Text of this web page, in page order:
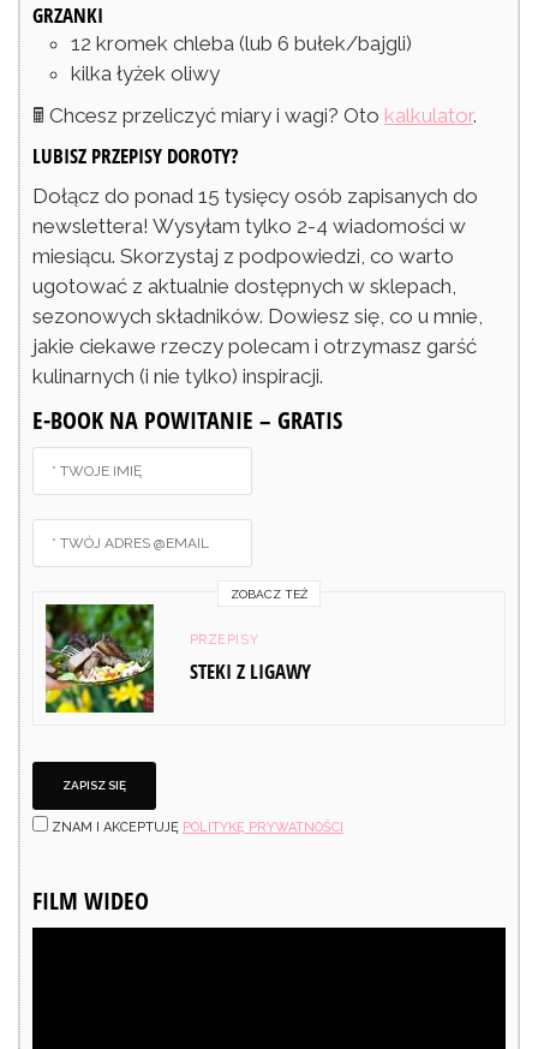
GRZANKI
12 kromek chleba (lub 6 bułek/bajgli)
kilka łyżek oliwy
🖩 Chcesz przeliczyć miary i wagi? Oto kalkulator.
LUBISZ PRZEPISY DOROTY?
Dołącz do ponad 15 tysięcy osób zapisanych do
newslettera! Wysyłam tylko 2-4 wiadomości w
miesiącu. Skorzystaj z podpowiedzi, co warto
ugotować z aktualnie dostępnych w sklepach,
sezonowych składników. Dowiesz się, co u mnie,
jakie ciekawe rzeczy polecam i otrzymasz garść
kulinarnych (i nie tylko) inspiracji.
E-BOOK NA POWITANIE – GRATIS
ZOBACZ TEŻ
PRZEPISY
STEKI Z LIGAWY
ZNAM I AKCEPTUJĘ POLITYKĘ PRYWATNOŚCI
FILM WIDEO